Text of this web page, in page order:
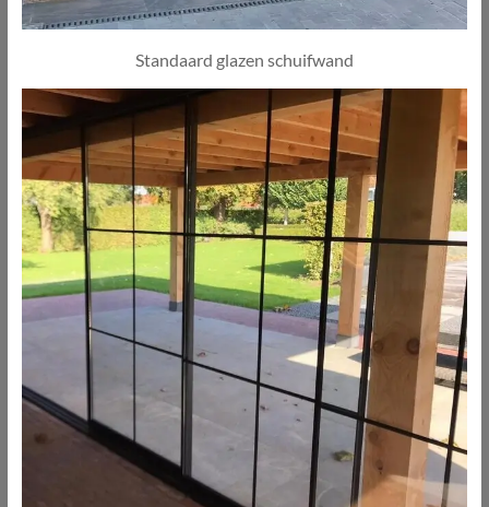
Standaard glazen schuifwand